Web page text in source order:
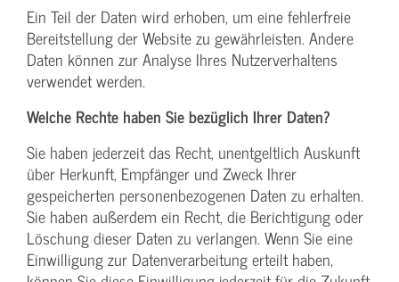
Ein Teil der Daten wird erhoben, um eine fehlerfreie
Bereitstellung der Website zu gewährleisten. Andere
Daten können zur Analyse Ihres Nutzerverhaltens
verwendet werden.
Welche Rechte haben Sie bezüglich Ihrer Daten?
Sie haben jederzeit das Recht, unentgeltlich Auskunft
über Herkunft, Empfänger und Zweck Ihrer
gespeicherten personenbezogenen Daten zu erhalten.
Sie haben außerdem ein Recht, die Berichtigung oder
Löschung dieser Daten zu verlangen. Wenn Sie eine
Einwilligung zur Datenverarbeitung erteilt haben,